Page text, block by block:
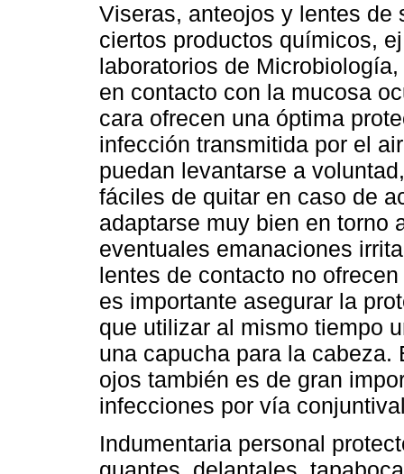
Viseras, anteojos y lentes de
ciertos productos químicos,
laboratorios de
en contacto con la mucosa
cara ofrecen una óptima
infección transmitida por el
puedan levantarse a
fáciles de quitar en caso de
adaptarse muy bien en torno
eventuales emanaciones
lentes de contacto no
es importante asegurar la
que utilizar al mismo tiempo
una capucha para la
ojos también es de gran
infecciones por vía
Indumentaria personal